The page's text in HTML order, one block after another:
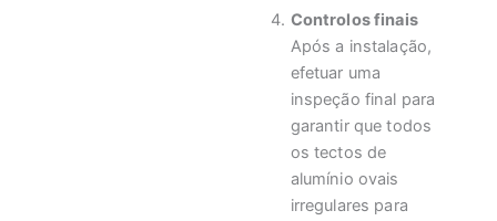
Controlos finais
Após a instalação,
efetuar uma
inspeção final para
garantir que todos
os tectos de
alumínio ovais
irregulares para